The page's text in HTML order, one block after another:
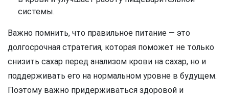
системы.
Важно помнить, что правильное питание — это
долгосрочная стратегия, которая поможет не только
снизить сахар перед анализом крови на сахар, но и
поддерживать его на нормальном уровне в будущем.
Поэтому важно придерживаться здоровой и